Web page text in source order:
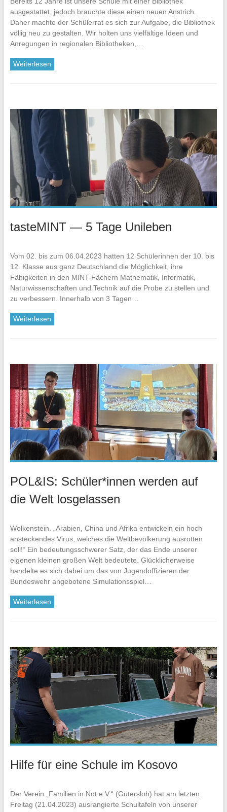
ausgestattet, jedoch brauchte diese einen neuen Anstrich.
Daher machte der Schülerrat es sich zur Aufgabe, die Bibliothek
völlig neu zu gestalten. Wir holten uns vielfältige Ideen und
Anregungen in regionalen Bibliotheken,…
Weiterlesen
tasteMINT — 5 Tage Unileben
Vom 02. bis zum 06.04.2023 hatten 12 Schülerinnen der 10. bis
12. Klasse aus ganz Deutschland die Möglichkeit, ihre
Fähigkeiten in den MINT-Fächern Mathematik, Informatik,
Naturwissenschaften und Technik auf die Probe zu stellen und
zu verbessern. Innerhalb von 3 Tagen…
Weiterlesen
POL&IS: Schüler*innen werden auf
die Welt losgelassen
Wolkenstein. „Arabien, China und Afrika entwickeln ein hoch
ansteckendes Virus, welches die Weltbevölkerung ausrotten
soll!“ Ein bedeutungsschwerer Satz, der das Ende unserer
eigenen kleinen großen Welt bedeutete. Glücklicherweise
handelte es sich dabei um das von Jugendoffizieren der
Bundeswehr angebotene Simulationsspiel…
Weiterlesen
Hilfe für eine Schule im Kosovo
Der Verein „Familien in Not e.V.“ (Gütersloh) hat am letzten
Freitag (21.04.2023) ausrangierte Schultafeln von unserer